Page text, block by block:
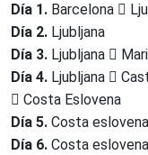
Día 1. Barcelona
Día 2. Ljubljana
Día 3. Ljubljana
Día 4. Ljubljana
Costa Eslovena
Día 5. Costa eslovena
Día 6. Costa eslovena